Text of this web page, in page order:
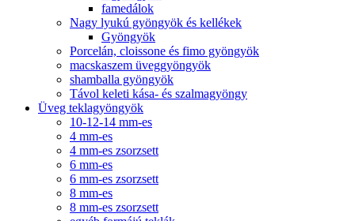
famedálok
Nagy lyukú gyöngyök és kellékek
Gyöngyök
Porcelán, cloissone és fimo gyöngyök
macskaszem üveggyöngyök
shamballa gyöngyök
Távol keleti kása- és szalmagyöngy
Üveg teklagyöngyök
10-12-14 mm-es
4 mm-es
4 mm-es zsorzsett
6 mm-es
6 mm-es zsorzsett
8 mm-es
8 mm-es zsorzsett